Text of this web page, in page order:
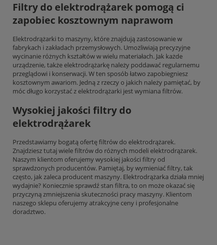
Filtry do elektrodrążarek pomogą ci
zapobiec kosztownym naprawom
Elektrodrążarki to maszyny, które znajdują zastosowanie w
fabrykach i zakładach przemysłowych. Umożliwiają precyzyjne
wycinanie różnych kształtów w wielu materiałach. Jak każde
urządzenie, także elektrodrążarkę należy poddawać regularnemu
przeglądowi i konserwacji. W ten sposób łatwo zapobiegniesz
kosztownym awariom. Jedną z rzeczy o jakich należy pamiętać, by
móc długo korzystać z elektrodrążarki jest wymiana filtrów.
Wysokiej jakości filtry do
elektrodrążarek
Przedstawiamy bogatą ofertę filtrów do elektrodrążarek.
Znajdziesz tutaj wiele filtrów do różnych modeli elektrodrążarek.
Naszym klientom oferujemy wysokiej jakości filtry od
sprawdzonych producentów. Pamiętaj, by wymieniać filtry, tak
często, jak zaleca producent maszyny. Elektrodrążarka działa mniej
wydajnie? Koniecznie sprawdź stan filtra, to on może okazać się
przyczyną zmniejszenia skuteczności pracy maszyny. Klientom
naszego sklepu oferujemy atrakcyjne ceny i profesjonalne
doradztwo.